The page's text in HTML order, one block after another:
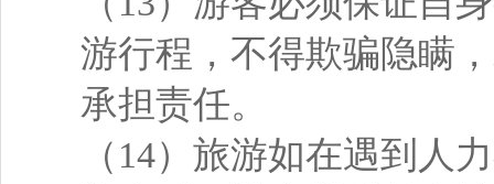
游行程，不得欺骗隐瞒
承担责任。
（14）旅游如在遇到人